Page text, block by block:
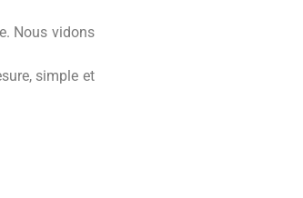
Nous vidons
simple et